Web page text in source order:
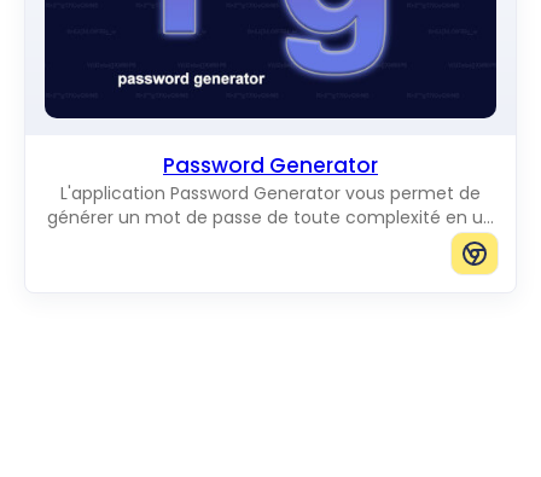
Password Generator
L'application Password Generator vous permet de
générer un mot de passe de toute complexité en un